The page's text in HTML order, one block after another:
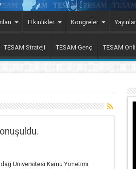
Etkinlikler Kongreler Yayınlar
TESAM Strateji TESAM Genç TESAM
Üniversitesi Kamu Yönetimi